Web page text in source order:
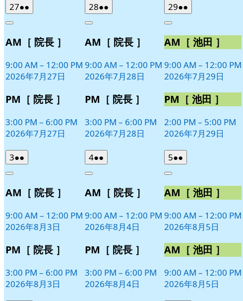
272026
年
月
日
●●
件
イ
ン
ト)
Close
AM［ 院長 ］
9:00 AM – 12:00 PM
2026年7月27日
PM［ 院長 ］
3:00 PM – 6:00 PM
2026年7月27日
282026
年
月
日
●●
件
イ
ン
ト)
Close
AM［ 院長 ］
9:00 AM – 12:00 PM
2026年7月28日
PM［ 院長 ］
3:00 PM – 6:00 PM
2026年7月28日
292026
年
月
29
日
●●
件
イ
ン
ト)
Close
AM［ 池田 ］
9:00 AM – 12:00 PM
2026年7月29日
PM［ 池田 ］
2:00 PM – 5:00 PM
2026年7月29日
32026
年
月
日
●●
件
イ
ン
ト)
Close
AM［ 院長 ］
9:00 AM – 12:00 PM
2026年8月3日
PM［ 院長 ］
3:00 PM – 6:00 PM
2026年8月3日
42026
年
月
日
●●
件
イ
ン
ト)
Close
AM［ 院長 ］
9:00 AM – 12:00 PM
2026年8月4日
PM［ 院長 ］
3:00 PM – 6:00 PM
2026年8月4日
52026
年
月
5
日
●●
件
イ
ン
ト)
Close
AM［ 池田 ］
9:00 AM – 12:00 PM
2026年8月5日
AM［ 池田 ］
9:00 AM – 12:00 PM
2026年8月5日